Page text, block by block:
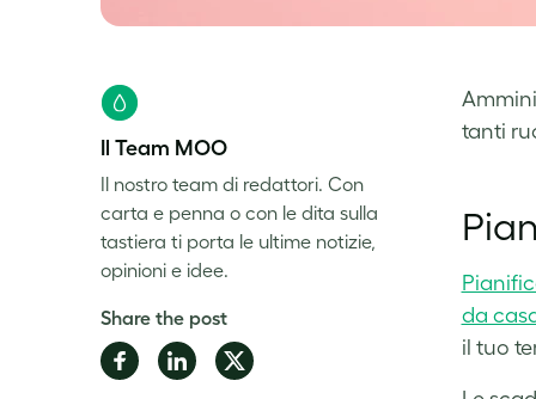
tanti
da
il tuo
Il Team MOO
Il nostro team di redattori. Con
carta e penna o con le dita sulla
tastiera ti porta le ultime notizie,
opinioni e idee.
Share the post
Share Share Share